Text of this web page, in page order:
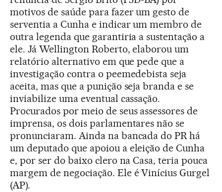
motivos de saúde para fazer um gesto de
serventia a Cunha e indicar um membro de
outra legenda que garantiria a sustentação a
ele. Já Wellington Roberto, elaborou um
relatório alternativo em que pede que a
investigação contra o peemedebista seja
aceita, mas que a punição seja branda e se
inviabilize uma eventual cassação.
Procurados por meio de seus assessores de
imprensa, os dois parlamentares não se
pronunciaram. Ainda na bancada do PR há
um deputado que apoiou a eleição de Cunha
e, por ser do baixo clero na Casa, teria pouca
margem de negociação. Ele é Vinícius Gurgel
(AP).